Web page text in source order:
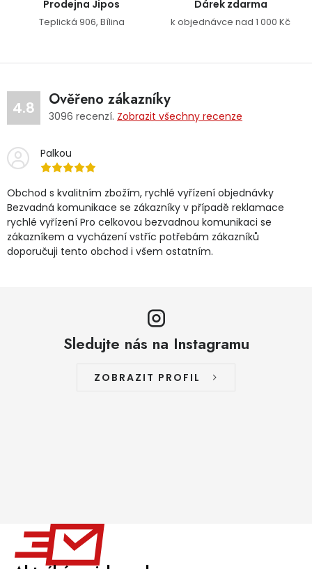
Prodejna Jipos
Teplická 906, Bílina
Dárek zdarma
k objednávce nad 1 000 Kč
4.8 Ověřeno zákazníky
3096 recenzí. Zobrazit všechny recenze
Palkou
Obchod s kvalitním zbožím, rychlé vyřízení objednávky
Bezvadná komunikace se zákazníky v případě reklamace
rychlé vyřízení Pro celkovou bezvadnou komunikaci se
zákazníkem a vycházení vstříc potřebám zákazníků
doporučuji tento obchod i všem ostatním.
Sledujte nás na Instagramu
ZOBRAZIT PROFIL